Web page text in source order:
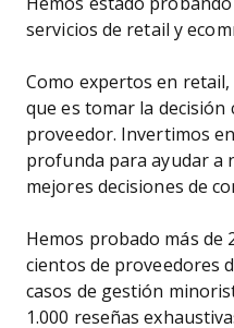
Hemos estado
servicios de retail y
Como expertos en retail,
que es tomar la decisión
proveedor. Invertimos
profunda para ayudar a
mejores decisiones de
Hemos probado más de
cientos de proveedores
casos de gestión
1.000 reseñas